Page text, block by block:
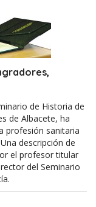
de Historia de
de Albacete, ha
profesión sanitaria
descripción de
el profesor titular
del Seminario